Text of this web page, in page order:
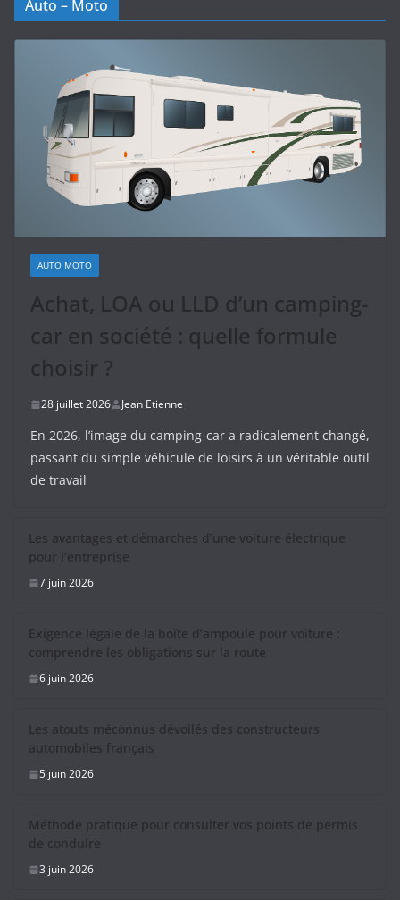
Auto – Moto
AUTO MOTO
Achat, LOA ou LLD d’un camping-
car en société : quelle formule
choisir ?
28 juillet 2026 Jean Etienne
En 2026, l’image du camping-car a radicalement changé,
passant du simple véhicule de loisirs à un véritable outil
de travail
Les avantages et démarches d’une voiture électrique
pour l’entreprise
7 juin 2026
Exigence légale de la boîte d’ampoule pour voiture :
comprendre les obligations sur la route
6 juin 2026
Les atouts méconnus dévoilés des constructeurs
automobiles français
5 juin 2026
Méthode pratique pour consulter vos points de permis
de conduire
3 juin 2026